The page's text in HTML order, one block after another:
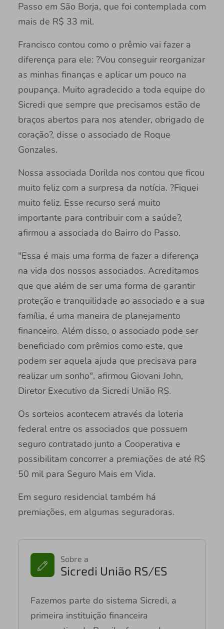
Passo em São Borja, que foi contemplada com
mais de R$ 33 mil.
Francisco contou como o prêmio vai fazer a
diferença para ele: ?Vou conseguir reorganizar
as minhas finanças e aplicar um pouco na
poupança. Muito agradecido a toda equipe do
Sicredi que sempre que precisamos estão de
braços abertos para nos atender, obrigado de
coração?, disse o associado de Roque
Gonzales.
Nossa associada Dorilda nos contou que ficou
muito feliz com a surpresa da notícia. ?Fiquei
muito feliz. Esse recurso será muito
importante para contribuir com a saúde?,
afirmou a associada do Bairro do Passo.
"Essa é mais uma forma de fazer a diferença
na vida dos nossos associados. Acreditamos
que que além de ser uma forma de garantir
proteção e tranquilidade ao associado e a sua
família, é uma maneira de planejamento
financeiro. Além disso, o associado pode ser
beneficiado com prêmios como este, que
podem ser aquela ajuda que precisava para
realizar um sonho", afirmou Giovani John,
Diretor Executivo da Sicredi União RS.
Os sorteios acontecem através da loteria
federal entre os associados que possuem
seguro contratado junto a Cooperativa e
possibilitam concorrer a premiações de até R$
50 mil para Seguro Mais em Vida.
Em seguro residencial também há
premiações, em algumas seguradoras.
Sobre a
Sicredi União RS/ES
Fazemos parte do sistema Sicredi, a
primeira instituição financeira